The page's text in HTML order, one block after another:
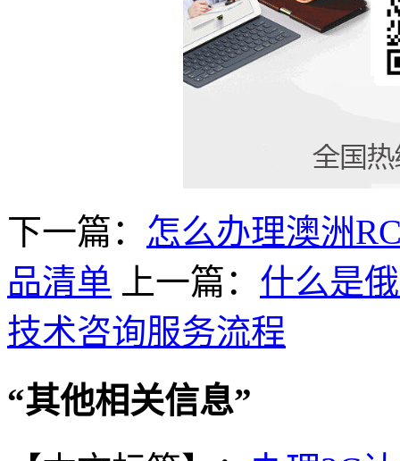
下一篇： 怎么办理澳洲
品清单 上一篇： 什么是
技术咨询服务流程
“其他相关信息”